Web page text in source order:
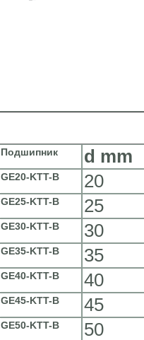
Подшипник d mm
GE20-KTT-B 20
GE25-KTT-B 25
GE30-KTT-B 30
GE35-KTT-B 35
GE40-KTT-B 40
GE45-KTT-B 45
GE50-KTT-B 50